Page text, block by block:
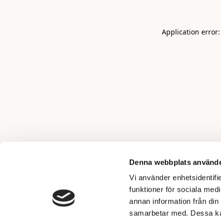
Denna webbplats
Vi använder
funktioner för sociala
annan information från
samarbetar med. Dessa
Application